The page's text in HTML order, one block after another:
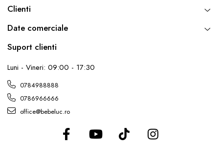
Clienti
Date comerciale
Suport clienti
Luni - Vineri: 09:00 - 17:30
0784988888
0786966666
office@bebeluc.ro